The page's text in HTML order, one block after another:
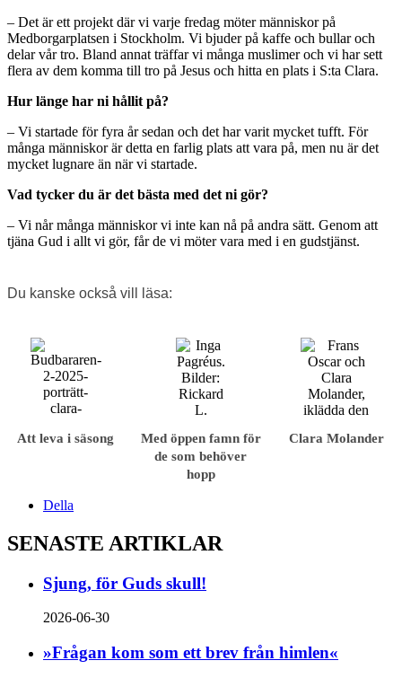
– Det är ett projekt där vi varje fredag möter människor på
Medborgarplatsen i Stockholm. Vi bjuder på kaffe och bullar och
delar vår tro. Bland annat träffar vi många muslimer och vi har sett
flera av dem komma till tro på Jesus och hitta en plats i S:ta Clara.
Hur länge har ni hållit på?
– Vi startade för fyra år sedan och det har varit mycket tufft. För
många människor är detta en farlig plats att vara på, men nu är det
mycket lugnare än när vi startade.
Vad tycker du är det bästa med det ni gör?
– Vi når många människor vi inte kan nå på andra sätt. Genom att
tjäna Gud i allt vi gör, får de vi möter vara med i en gudstjänst.
Du kanske också vill läsa:
Att leva i säsong
Med öppen famn för
de som behöver
hopp
Clara Molander
Della
SENASTE ARTIKLAR
Sjung, för Guds skull!
2026-06-30
»Frågan kom som ett brev från himlen«